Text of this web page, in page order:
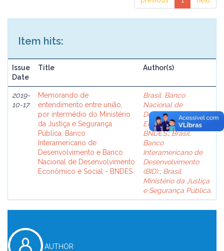
Item hits:
Issue
Date
Title Author(s)
2019-
10-17
Memorando de
entendimento entre união,
por intermédio do Ministério
da Justiça e Segurança
Pública, Banco
Interamericano de
Desenvolvimento e Banco
Nacional de Desenvolvimento
Econômico e Social - BNDES
Brasil. Banco
Nacional de
Desenvolvimento
Econômico e Social -
BNDES.;Brasil.
Banco
Interamericano de
Desenvolvimento
(BID).; Brasil.
Ministério da Justiça
e Segurança Pública.
AUTHOR